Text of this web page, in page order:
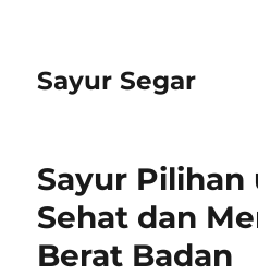
Sayur Segar
Sayur
Sehat dan
Berat Badan